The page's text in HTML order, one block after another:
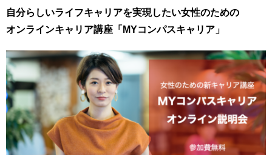
自分らしいライフキャリアを実現したい女性のための
オンラインキャリア講座「MYコンパスキャリア」